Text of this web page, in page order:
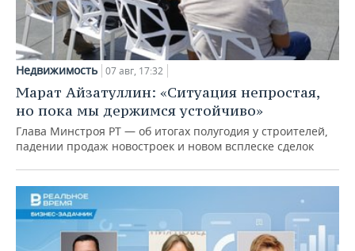
Недвижимость 07 авг, 17:32
Марат Айзатуллин: «Ситуация непростая,
но пока мы держимся устойчиво»
Глава Минстроя РТ — об итогах полугодия у строителей,
падении продаж новостроек и новом всплеске сделок